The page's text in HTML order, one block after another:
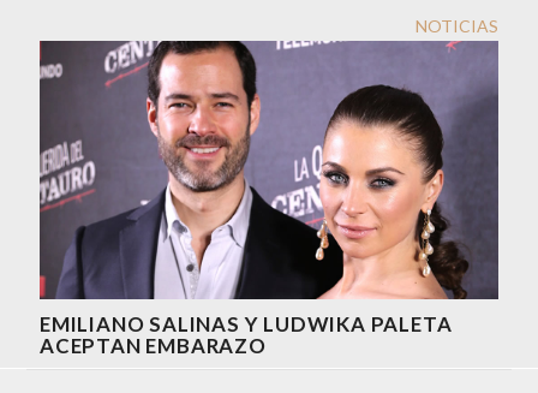
NOTICIAS
EMILIANO SALINAS Y LUDWIKA PALETA
ACEPTAN EMBARAZO